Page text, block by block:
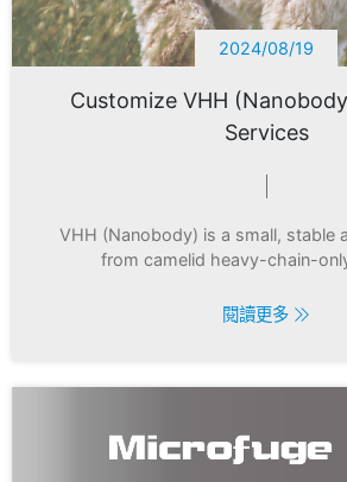
2024/08/19
Customize VHH
Services
VHH (Nanobody) is a small, stable
from camelid heavy-chain-
閱讀更多